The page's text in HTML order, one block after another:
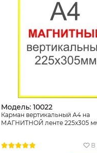
Модель: 10022
Карман вертикальный А4 на
МАГНИТНОЙ ленте 225х305
В